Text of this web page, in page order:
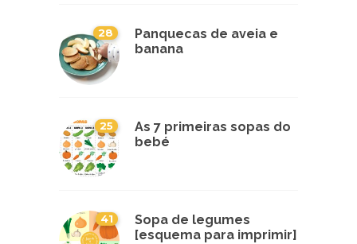
28
Panquecas de aveia e
banana
25
As 7 primeiras sopas do
bebé
41
Sopa de legumes
[esquema para imprimir]